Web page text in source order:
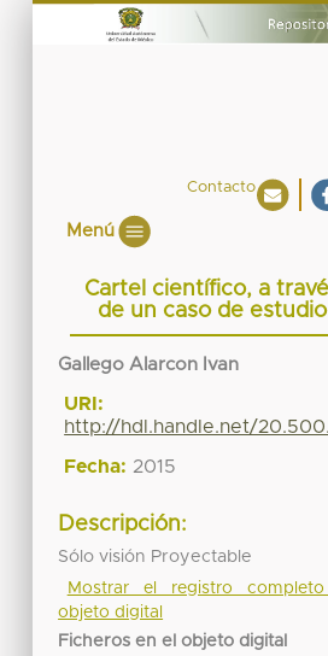
Contacto
Menú
Cartel científico, a
de un caso de estudio
Gallego Alarcon Ivan
URI:
http://hdl.handle.net/
Fecha: 2015
Descripción:
Sólo visión Proyectable
Mostrar el registro
objeto digital
Ficheros en el objeto digital